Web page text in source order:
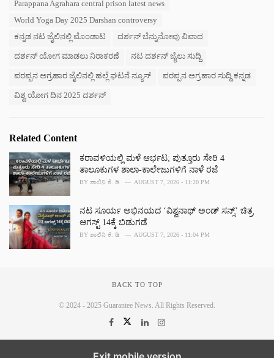
Parappana Agrahara central prison latest news
World Yoga Day 2025 Darshan controversy
ಕನ್ನಡ ನಟ ಜೈಲಿನಲ್ಲಿ ಮೊಂಡಾಟ
ದರ್ಶನ್ ಬೆನ್ನುನೋವು ವಿವಾದ
ದರ್ಶನ್ ಯೋಗ ಮಾಡಲು ನಿರಾಕರಣೆ ನಟ ದರ್ಶನ್ ಜೈಲು ಸುದ್ದಿ
ಪರಪ್ಪನ ಅಗ್ರಹಾರ ಜೈಲಿನಲ್ಲಿ ಹಲ್ಲೆ ಘಟನೆ ನ್ಯೂಸ್ ಪರಪ್ಪನ ಅಗ್ರಹಾರ ಸುದ್ದಿ ಕನ್ನಡ
ವಿಶ್ವ ಯೋಗ ದಿನ 2025 ದರ್ಶನ್
Related Content
ಕರಾವಳಿಯಲ್ಲಿ ಮಳೆ ಆರ್ಭಟ; ಪುತ್ತೂರು ಸೇರಿ 4
ತಾಲೂಕುಗಳ ಶಾಲಾ-ಕಾಲೇಜುಗಳಿಗೆ ನಾಳೆ ರಜೆ
BY ಶಾಲಿನಿ ಕೆ. ಡಿ AUGUST 7, 2026 - 11:20 PM
ನಟ ಸೂರ್ಯ ಅಭಿನಯದ ‘ವಿಶ್ವನಾಥ್ ಅಂಡ್ ಸನ್ಸ್’ ಚಿತ್ರ
ಆಗಸ್ಟ್ 14ಕ್ಕೆ ಬಿಡುಗಡೆ
BY ಶಾಲಿನಿ ಕೆ. ಡಿ AUGUST 7, 2026 - 11:04 PM
BACK TO TOP
© 2024 - 2025 Guarantee News. All Rights Reserved.